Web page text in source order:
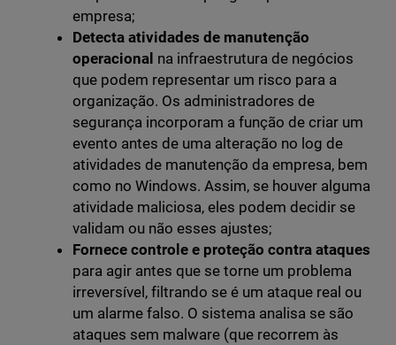
empresa;
Detecta atividades de manutenção
operacional na infraestrutura de negócios
que podem representar um risco para a
organização. Os administradores de
segurança incorporam a função de criar um
evento antes de uma alteração no log de
atividades de manutenção da empresa, bem
como no Windows. Assim, se houver alguma
atividade maliciosa, eles podem decidir se
validam ou não esses ajustes;
Fornece controle e proteção contra ataques
para agir antes que se torne um problema
irreversível, filtrando se é um ataque real ou
um alarme falso. O sistema analisa se são
ataques sem malware (que recorrem às